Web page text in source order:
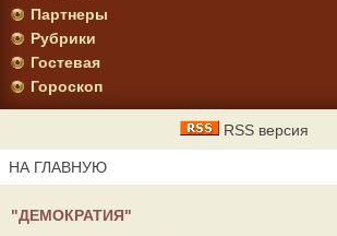
Партнеры
Рубрики
Гостевая
Гороскоп
RSS версия
НА ГЛАВНУЮ
"ДЕМОКРАТИЯ"